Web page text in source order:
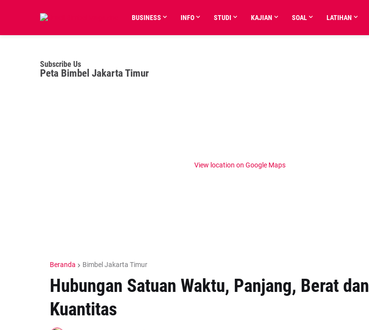
BUSINESS INFO STUDI KAJIAN SOAL LATIHAN
Subscribe Us
Peta Bimbel Jakarta Timur
View location on Google Maps
Beranda Bimbel Jakarta Timur
Hubungan Satuan Waktu, Panjang, Berat dan
Kuantitas